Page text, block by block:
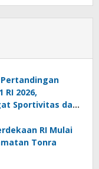
Pertandingan
RI 2026,
Sportivitas dan
RI Mulai
Tonra